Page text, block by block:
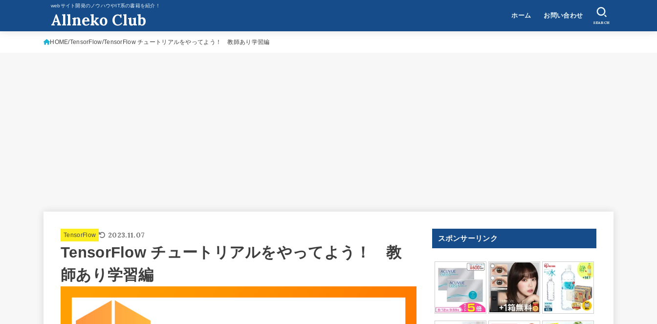
webサイト開発のノウハウやIT系の書籍を紹介！
Allneko Club ホーム お問い合わせ
SEARCH
HOME TensorFlow TensorFlow チュートリアルをやってよう！ 教師あり学習編
TensorFlow 2023.11.07
TensorFlow チュートリアルをやってよう！ 教
師あり学習編
スポンサーリンク